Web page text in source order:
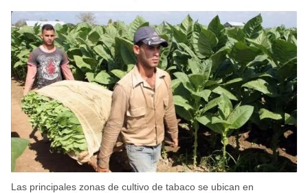
Las principales zonas de cultivo de tabaco se ubican en